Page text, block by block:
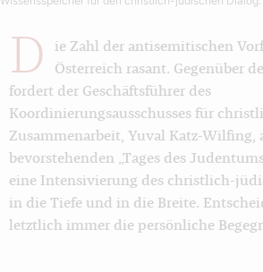
D
ie Zahl der antisemitischen
Österreich rasant. Gegenüber
fordert der Geschäftsführer des
Koordinierungsausschusses für
Zusammenarbeit, Yuval Katz-Wilfing,
bevorstehenden „Tages des
eine Intensivierung des christlich-
in die Tiefe und in die Breite.
letztlich immer die persönliche